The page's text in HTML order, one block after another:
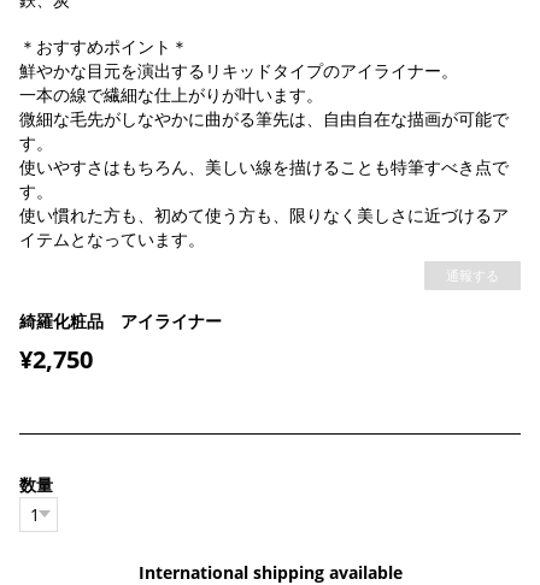
＊おすすめポイント＊
鮮やかな目元を演出するリキッドタイプのアイライナー。
一本の線で繊細な仕上がりが叶います。
微細な毛先がしなやかに曲がる筆先は、自由自在な描画が可能で
す。
使いやすさはもちろん、美しい線を描けることも特筆すべき点で
す。
使い慣れた方も、初めて使う方も、限りなく美しさに近づけるア
イテムとなっています。
通報する
綺羅化粧品 アイライナー
¥2,750
数量
International shipping available